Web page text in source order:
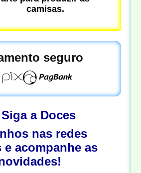
camisas.
seguro
a Doces
nas redes
e acompanhe as